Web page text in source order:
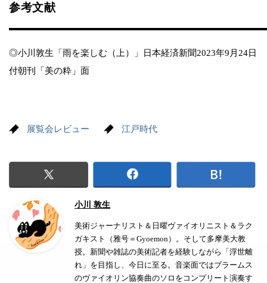
参考文献
◎小川敦生「雨を楽しむ（上）」日本経済新聞2023年9月24日
付朝刊「美の粋」面
展覧会レビュー 江戸時代
小川 敦生
美術ジャーナリスト＆日曜ヴァイオリニスト＆ラク
ガキスト（雅号＝Gyoemon）。そして多摩美大教
授。新聞や雑誌の美術記者を経験しながら「浮世離
れ」を目指し、今日に至る。音楽面ではブラームス
のヴァイオリン協奏曲のソロをコンプリート演奏す